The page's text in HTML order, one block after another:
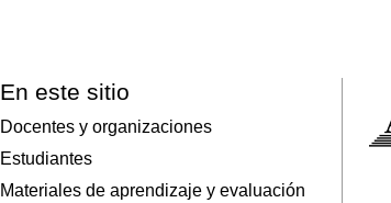
En este sitio
Docentes y organizaciones
Estudiantes
Materiales de aprendizaje y evaluación